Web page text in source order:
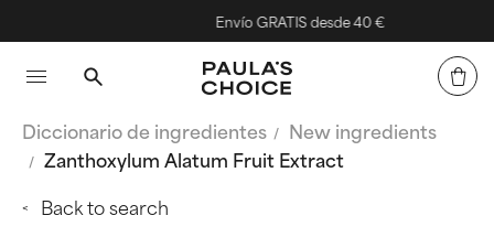
Envío GRATIS desde 40 €
Diccionario de ingredientes
New ingredients
Zanthoxylum Alatum Fruit Extract
Back to search